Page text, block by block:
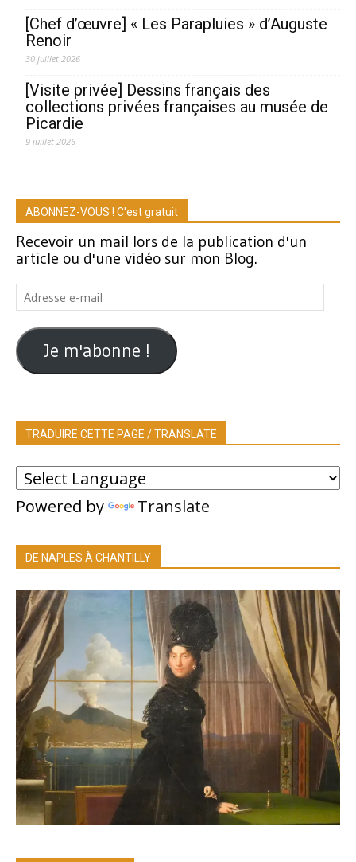
[Chef d’œuvre] « Les Parapluies » d’Auguste
Renoir
30 juillet 2026
[Visite privée] Dessins français des
collections privées françaises au musée de
Picardie
9 juillet 2026
ABONNEZ-VOUS ! C'est gratuit
Recevoir un mail lors de la publication d'un
article ou d'une vidéo sur mon Blog.
Adresse
e-
mail
Je m'abonne !
TRADUIRE CETTE PAGE / TRANSLATE
Powered by Translate
DE NAPLES À CHANTILLY